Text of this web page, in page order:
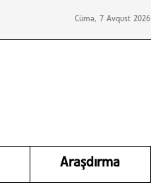
Cümə, 7 Avqust 2026
Araşdırma